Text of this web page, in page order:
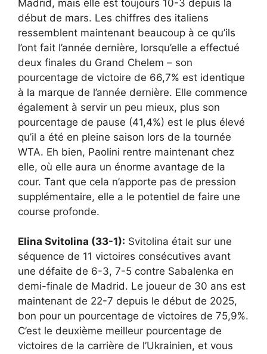
Madrid, mais elle est toujours 10-3 depuis la
début de mars. Les chiffres des italiens
ressemblent maintenant beaucoup à ce qu’ils
l’ont fait l’année dernière, lorsqu’elle a effectué
deux finales du Grand Chelem – son
pourcentage de victoire de 66,7% est identique
à la marque de l’année dernière. Elle commence
également à servir un peu mieux, plus son
pourcentage de pause (41,4%) est le plus élevé
qu’il a été en pleine saison lors de la tournée
WTA. Eh bien, Paolini rentre maintenant chez
elle, où elle aura un énorme avantage de la
cour. Tant que cela n’apporte pas de pression
supplémentaire, elle a le potentiel de faire une
course profonde.
Elina Svitolina (33-1): Svitolina était sur une
séquence de 11 victoires consécutives avant
une défaite de 6-3, 7-5 contre Sabalenka en
demi-finale de Madrid. Le joueur de 30 ans est
maintenant de 22-7 depuis le début de 2025,
bon pour un pourcentage de victoires de 75,9%.
C’est le deuxième meilleur pourcentage de
victoires de la carrière de l’Ukrainien, et vous